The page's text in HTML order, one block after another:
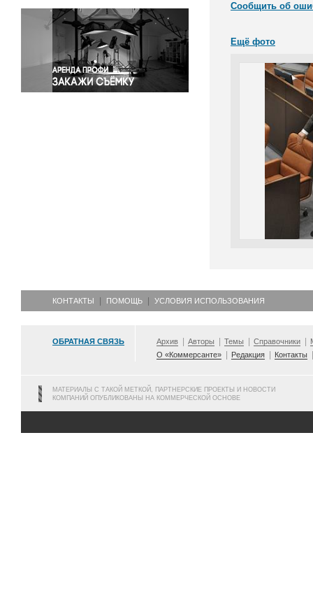
Светская жизнь
Спорт
Экология
Экономика и бизнес
Сообщить об
Ещё фото
КОНТАКТЫ ПОМОЩЬ УСЛОВИЯ ИСПОЛЬЗОВАНИЯ
ОБРАТНАЯ СВЯЗЬ Архив Авторы Темы Справочники
О «Коммерсанте»
Редакция Контакты
МАТЕРИАЛЫ С ТАКОЙ МЕТКОЙ, ПАРТНЕРСКИЕ ПРОЕКТЫ И НОВОСТИ
КОМПАНИЙ ОПУБЛИКОВАНЫ НА КОММЕРЧЕСКОЙ ОСНОВЕ